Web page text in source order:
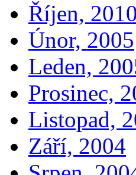
Říjen, 2010
Únor, 2005
Leden,
Prosinec,
Listopad,
Září, 2004